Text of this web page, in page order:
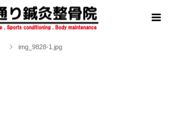
img_9828-1.jpg